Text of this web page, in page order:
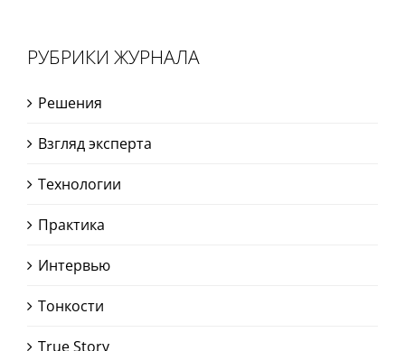
РУБРИКИ ЖУРНАЛА
Решения
Взгляд эксперта
Технологии
Практика
Интервью
Тонкости
True Story